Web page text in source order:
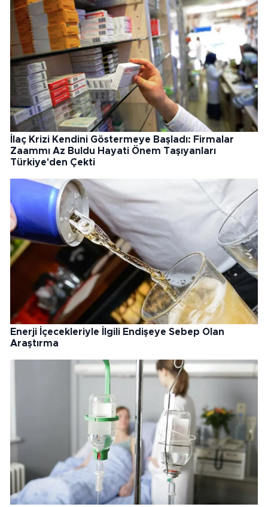
İlaç Krizi Kendini Göstermeye Başladı: Firmalar
Zaammı Az Buldu Hayati Önem Taşıyanları
Türkiye'den Çekti
Enerji İçecekleriyle İlgili Endişeye Sebep Olan
Araştırma